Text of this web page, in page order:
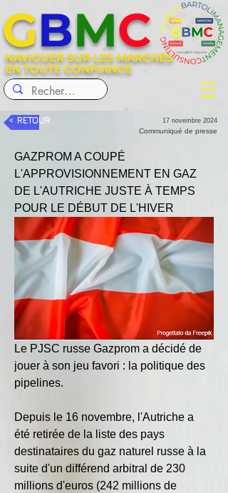
NAVIGUER SUR LES MARCHÉS
EN TOUTE CONFIANCE
GBMC
< RETOUR 17 novembre 2024
Communiqué de presse
GAZPROM A COUPÉ
L'APPROVISIONNEMENT EN GAZ
DE L'AUTRICHE JUSTE À TEMPS
POUR LE DÉBUT DE L'HIVER
Le PJSC russe Gazprom a décidé de
jouer à son jeu favori : la politique des
pipelines.
Depuis le 16 novembre, l'Autriche a
été retirée de la liste des pays
destinataires du gaz naturel russe à la
suite d'un différend arbitral de 230
millions d'euros (242 millions de